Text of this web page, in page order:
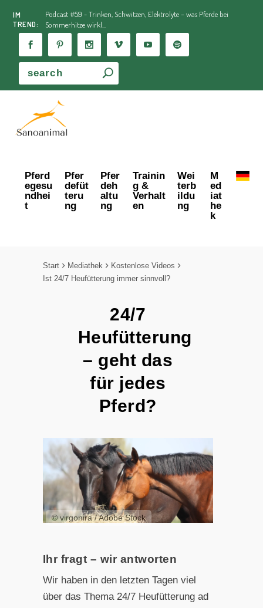
IM
TREND:
Podcast #59 - Trinken, Schwitzen, Elektrolyte – was Pferde bei
Sommerhitze wirkl...
Pferd
egesu
ndhei
t
Pfer
defüt
teru
ng
Pfer
deh
altu
ng
Trainin
g &
Verhalt
en
Wei
terb
ildu
ng
M
ed
iat
he
k
Start Mediathek
Kostenlose Videos
Ist 24/7 Heufütterung immer sinnvoll?
24/7
Heufütterung
– geht das
für jedes
Pferd?
© virgonira / Adobe Stock
Ihr fragt – wir antworten
Wir haben in den letzten Tagen viel
über das Thema 24/7 Heufütterung ad